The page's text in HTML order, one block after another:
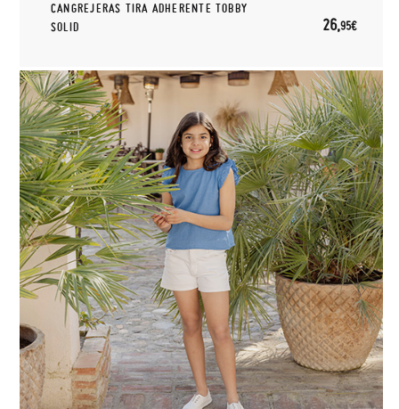
CANGREJERAS TIRA ADHERENTE TOBBY
SOLID
26,95€